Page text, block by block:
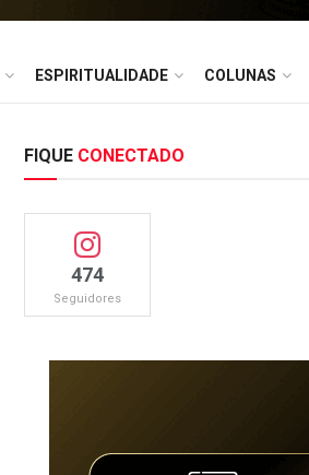
ESPIRITUALIDADE COLUNAS
FIQUE CONECTADO
474
Seguidores